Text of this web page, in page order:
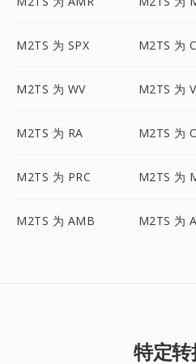
M2TS 为 SPX M2TS 为
M2TS 为 WV M2TS 为
M2TS 为 RA M2TS 为
M2TS 为 PRC M2TS 为
M2TS 为 AMB M2TS 为
特定